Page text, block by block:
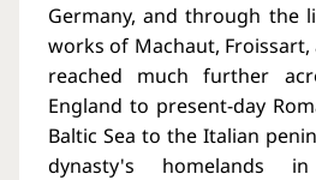
Germany, and through the
works of Machaut,
reached much further
England to present-day
Baltic Sea to the Italian
dynasty's